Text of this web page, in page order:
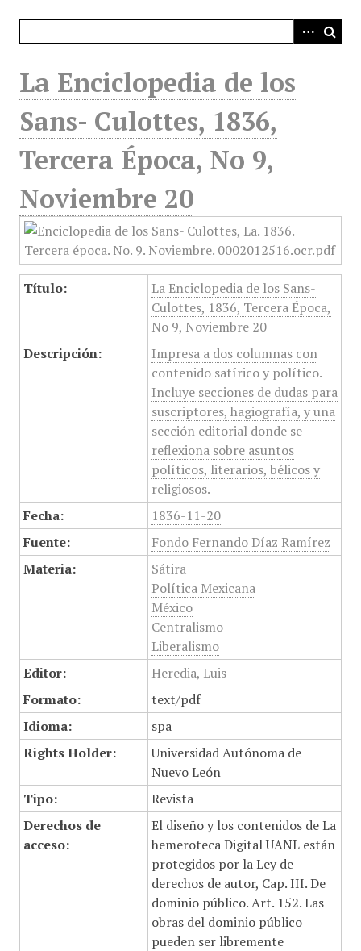
La Enciclopedia de los
Sans- Culottes, 1836,
Tercera Época, No 9,
Noviembre 20
Título:
La Enciclopedia de los Sans-
Culottes, 1836, Tercera Época,
No 9, Noviembre 20
Descripción:
Impresa a dos columnas con
contenido satírico y político.
Incluye secciones de dudas para
suscriptores, hagiografía, y una
sección editorial donde se
reflexiona sobre asuntos
políticos, literarios, bélicos y
religiosos.
Fecha:
1836-11-20
Fuente:
Fondo Fernando Díaz Ramírez
Materia:
Sátira
Política Mexicana
México
Centralismo
Liberalismo
Editor:
Heredia, Luis
Formato:
text/pdf
Idioma:
spa
Rights Holder:
Universidad Autónoma de
Nuevo León
Tipo:
Revista
Derechos de
acceso:
El diseño y los contenidos de La
hemeroteca Digital UANL están
protegidos por la Ley de
derechos de autor, Cap. III. De
dominio público. Art. 152. Las
obras del dominio público
pueden ser libremente